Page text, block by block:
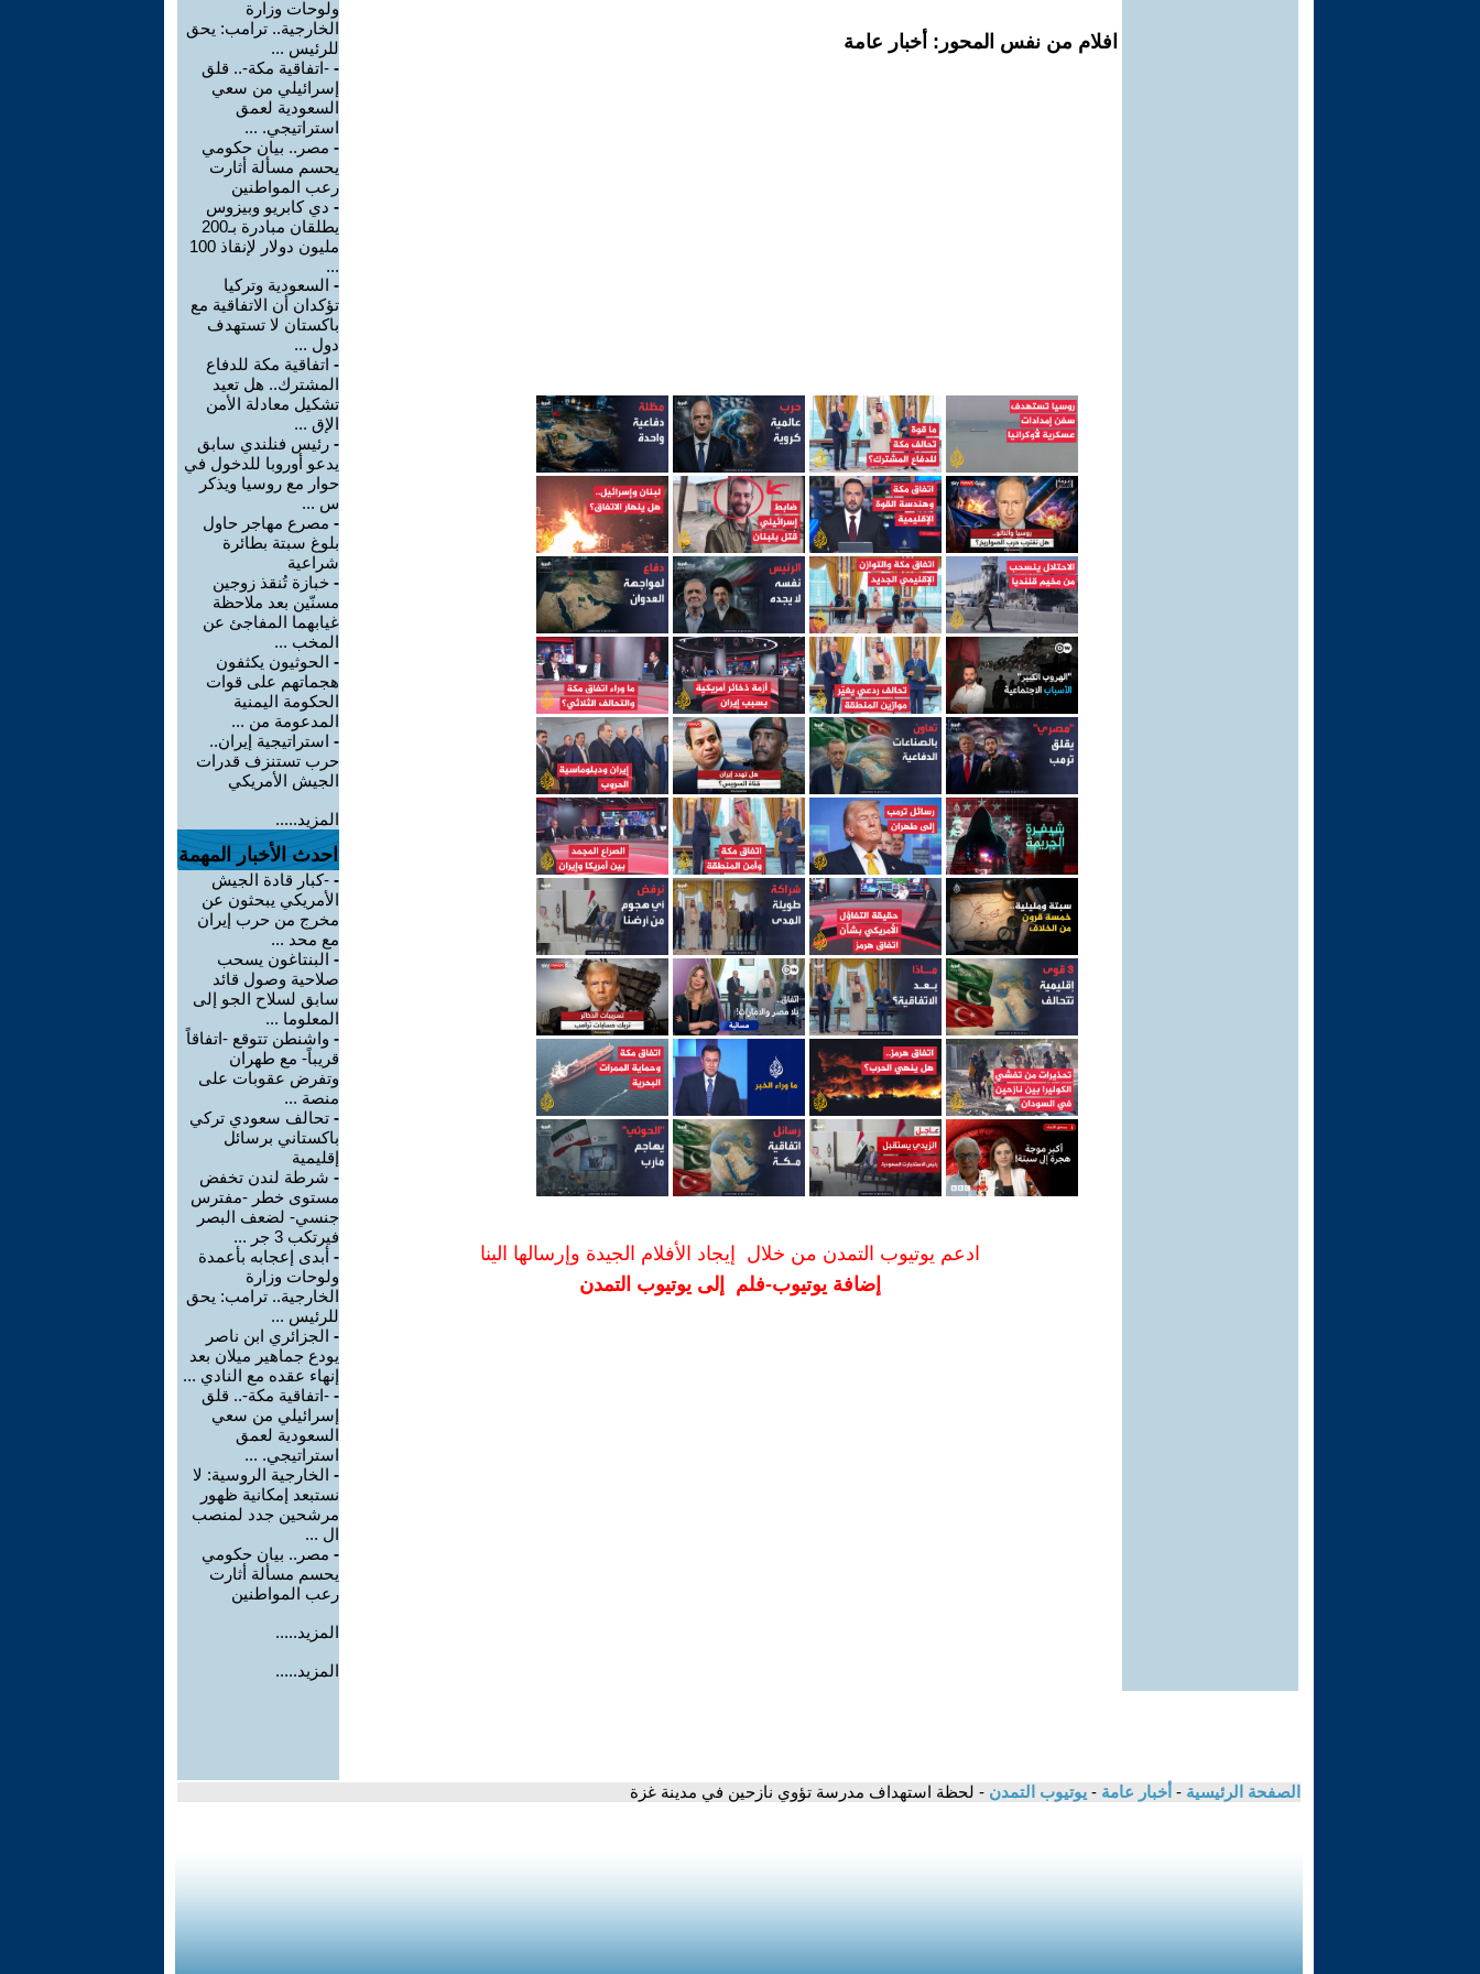
افلام من نفس المحور: أخبار عامة
ادعم يوتيوب التمدن من خلال إيجاد الأفلام الجيدة وإرسالها الينا
إضافة يوتيوب-فلم إلى يوتيوب التمدن
ولوحات وزارة
الخارجية.. ترامب: يحق
للرئيس ...
- -اتفاقية مكة-.. قلق
إسرائيلي من سعي
السعودية لعمق
استراتيجي. ...
- مصر.. بيان حكومي
يحسم مسألة أثارت
رعب المواطنين
- دي كابريو وبيزوس
يطلقان مبادرة بـ200
مليون دولار لإنقاذ 100
...
- السعودية وتركيا
تؤكدان أن الاتفاقية مع
باكستان لا تستهدف
دول ...
- اتفاقية مكة للدفاع
المشترك.. هل تعيد
تشكيل معادلة الأمن
الإق ...
- رئيس فنلندي سابق
يدعو أوروبا للدخول في
حوار مع روسيا ويذكر
س ...
- مصرع مهاجر حاول
بلوغ سبتة بطائرة
شراعية
- خبازة تُنقذ زوجين
مسنّين بعد ملاحظة
غيابهما المفاجئ عن
المخب ...
- الحوثيون يكثفون
هجماتهم على قوات
الحكومة اليمنية
المدعومة من ...
- استراتيجية إيران..
حرب تستنزف قدرات
الجيش الأمريكي
المزيد.....
احدث الأخبار المهمة
- -كبار قادة الجيش
الأمريكي يبحثون عن
مخرج من حرب إيران
مع محد ...
- البنتاغون يسحب
صلاحية وصول قائد
سابق لسلاح الجو إلى
المعلوما ...
- واشنطن تتوقع -اتفاقاً
قريباً- مع طهران
وتفرض عقوبات على
منصة ...
- تحالف سعودي تركي
باكستاني برسائل
إقليمية
- شرطة لندن تخفض
مستوى خطر -مفترس
جنسي- لضعف البصر
فيرتكب 3 جر ...
- أبدى إعجابه بأعمدة
ولوحات وزارة
الخارجية.. ترامب: يحق
للرئيس ...
- الجزائري ابن ناصر
يودع جماهير ميلان بعد
إنهاء عقده مع النادي ...
- -اتفاقية مكة-.. قلق
إسرائيلي من سعي
السعودية لعمق
استراتيجي. ...
- الخارجية الروسية: لا
نستبعد إمكانية ظهور
مرشحين جدد لمنصب
ال ...
- مصر.. بيان حكومي
يحسم مسألة أثارت
رعب المواطنين
المزيد.....
المزيد.....
الصفحة الرئيسية - أخبار عامة - يوتيوب التمدن - لحظة استهداف مدرسة تؤوي نازحين في مدينة غزة